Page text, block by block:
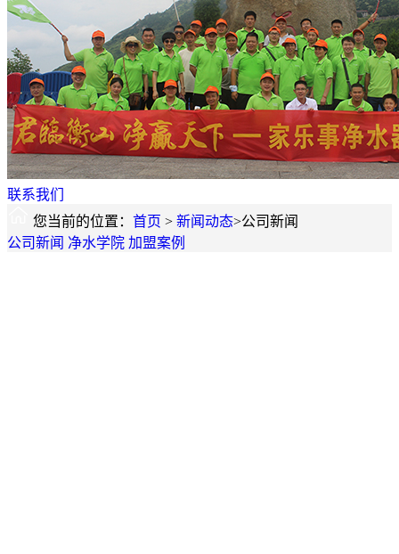
联系我们
您当前的位置： 首页 > 新闻动态>公司新闻
公司新闻 净水学院 加盟案例